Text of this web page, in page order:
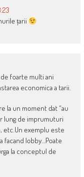
țarii
foarte multi ani
economica a tarii.
la un moment dat “au
lung de imprumuturi
etc.Un exemplu este
facand lobby…Poate
la conceptul de